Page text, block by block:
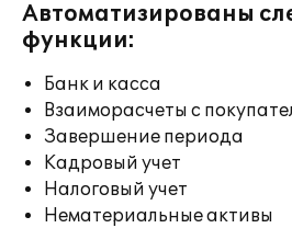
Автоматизированы
функции:
Банк и касса
Взаиморасчеты с
Завершение периода
Кадровый учет
Налоговый учет
Нематериальные активы